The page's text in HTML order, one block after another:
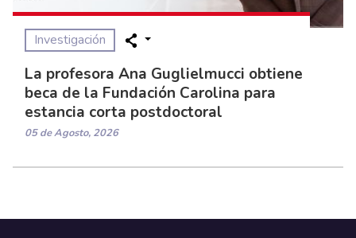
Investigación
La profesora Ana Guglielmucci obtiene
beca de la Fundación Carolina para
estancia corta postdoctoral
05 de Agosto, 2026